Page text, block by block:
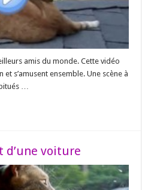
amis du monde. Cette vidéo
s’amusent ensemble. Une scène à
…
d’une voiture